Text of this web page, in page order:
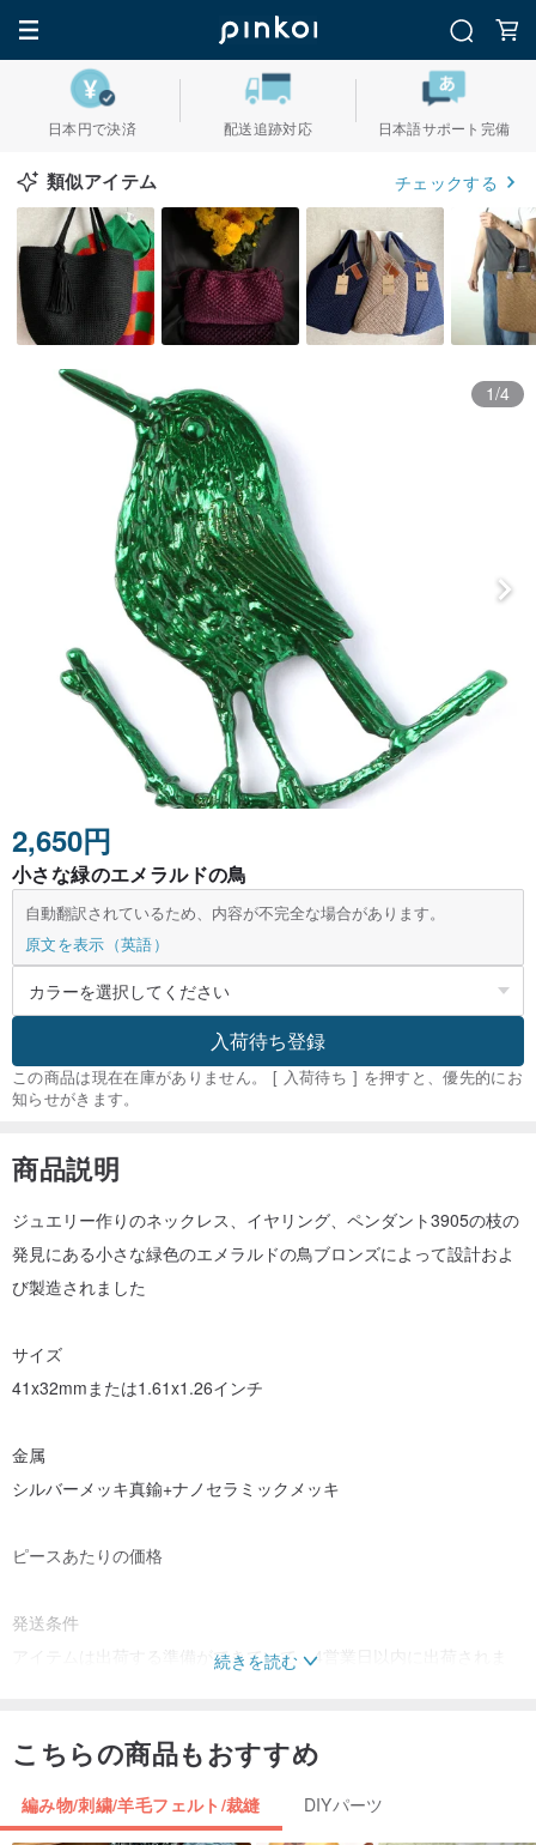
日本円で決済 配送追跡対応 日本語サポート完備
類似アイテム チェックする
1/4
2,650円
小さな緑のエメラルドの鳥
自動翻訳されているため、内容が不完全な場合があります。
原文を表示（英語）
入荷待ち登録
この商品は現在在庫がありません。 [ 入荷待ち ] を押すと、優先的にお
知らせがきます。
商品説明
ジュエリー作りのネックレス、イヤリング、ペンダント3905の枝の
発見にある小さな緑色のエメラルドの鳥ブロンズによって設計およ
び製造されました
サイズ
41x32mmまたは1.61x1.26インチ
金属
シルバーメッキ真鍮+ナノセラミックメッキ
ピースあたりの価格
発送条件
アイテムは出荷する準備ができていて、4営業日以内に出荷されま
続きを読む
こちらの商品もおすすめ
編み物/刺繍/羊毛フェルト/裁縫 DIYパーツ